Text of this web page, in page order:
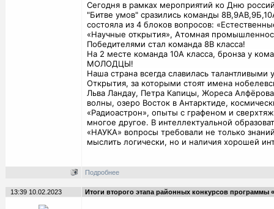
Сегодня в рамках мероприятий ко Дню
"Битве умов" сразились команды
состояла из 4 блоков вопросов:
«Научные открытия», Атомная
Победителями стал команда 8В класса!
На 2 месте команда 10А класса, бронза у
МОЛОДЦЫ!
Наша страна всегда славилась талантливыми
Открытия, за которыми стоят имена
Льва Ландау, Петра Капицы, Жореса
волны, озеро Восток в Антарктиде,
«Радиоастрон», опыты с графеном и
многое другое. В интеллектуальной
«НАУКА» вопросы требовали не только
мыслить логически, но и наличия хорошей
Подробнее
13:39 10.02.2023 Итоги второго этапа районных конкурсов программы